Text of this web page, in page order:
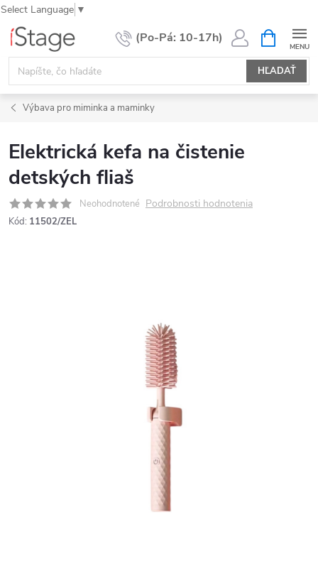
Select Language ▼
Prejsť
obsah
HĽADAŤ
KOŠÍK
Výbava pro miminka a maminky
Elektrická kefa na čistenie
detských fliaš
Neohodnotené Podrobnosti hodnotenia
Kód: 11502/ZEL